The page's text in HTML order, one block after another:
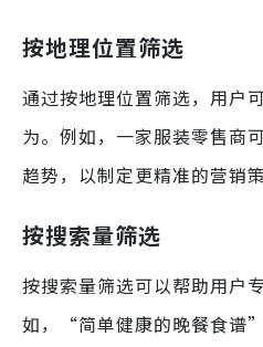
按地理位置筛选
通过按地理位置筛选，用户
为。例如，一家服装零售商
趋势，以制定更精准的营销策
按搜索量筛选
按搜索量筛选可以帮助用户
如，“简单健康的晚餐食